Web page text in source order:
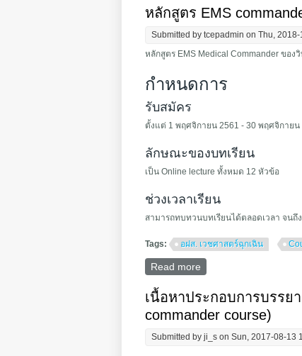
หลักสูตร EMS
Submitted bytcepadmin on Thu, 2018-
หลักสูตร EMS Medical Commander ขอ
กำหนดการ
รับสมัคร
ตั้งแต่ 1 พฤศจิกายน 2561 - 30 พฤศจิกายน
ลักษณะของบทเรียน
เป็น Online lecture ทั้งหมด 12 หัวข้อ
ช่วงเวลาเรียน
สามารถทบทวนบทเรียนได้ตลอดเวลา จนถึ
Tags: อฝส. เวชศาสตร์ฉุกเฉิน
Read more
เนื้อหาประกอบการบรรย
commander course)
Submitted byji_s on Sun, 2017-08-13